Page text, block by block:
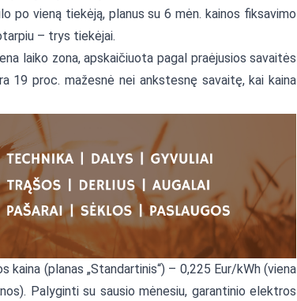
po vieną tiekėją, planus su 6 mėn. kainos fiksavimo
– trys tiekėjai.
laiko zona, apskaičiuota pagal praėjusios savaitės
19 proc. mažesnė nei ankstesnę savaitę, kai kaina
(planas „Standartinis“) – 0,225 Eur/kWh (viena
Palyginti su sausio mėnesiu, garantinio elektros